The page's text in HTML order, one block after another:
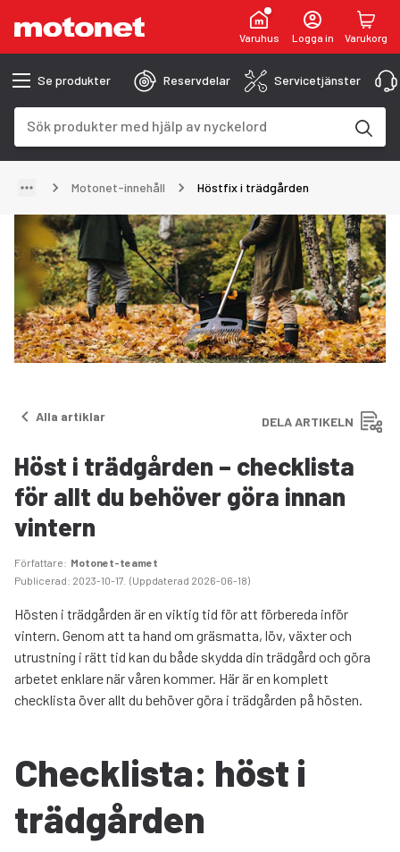
Varuhus Logga in Varukorg
Se produkter Reservdelar Servicetjänster
Motonet-innehåll Höstfix i trädgården
Alla artiklar DELA ARTIKELN
Höst i trädgården – checklista
för allt du behöver göra innan
vintern
Författare: Motonet-teamet
Publicerad: 2023-10-17 (Uppdaterad 2026-06-18)
Hösten i trädgården är en viktig tid för att förbereda inför
vintern. Genom att ta hand om gräsmatta, löv, växter och
utrustning i rätt tid kan du både skydda din trädgård och göra
arbetet enklare när våren kommer. Här är en komplett
checklista över allt du behöver göra i trädgården på hösten.
Checklista: höst i
trädgården